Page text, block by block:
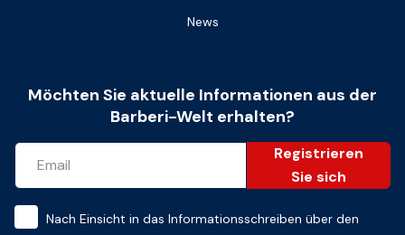
News
Möchten Sie aktuelle Informationen aus der
Barberi-Welt erhalten?
Registrieren
Sie sich
Nach Einsicht in das Informationsschreiben über den